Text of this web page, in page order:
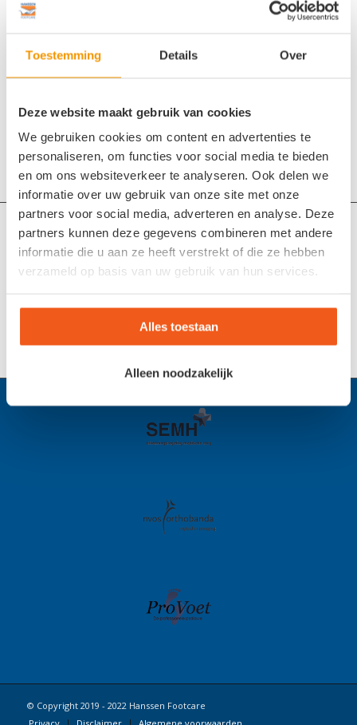
Toestemming Details Over
Deze website maakt gebruik van cookies
We gebruiken cookies om content en advertenties te
personaliseren, om functies voor social media te bieden
en om ons websiteverkeer te analyseren. Ook delen we
informatie over uw gebruik van onze site met onze
partners voor social media, adverteren en analyse. Deze
partners kunnen deze gegevens combineren met andere
informatie die u aan ze heeft verstrekt of die ze hebben
verzameld op basis van uw gebruik van hun services.
Alles toestaan
Alleen noodzakelijk
Deel dit stuk
Maak een afspraak
Online voetencheck
Aangepaste schoenen: voor elke voet de juiste oplossing
© Copyright 2019 - 2022 Hanssen Footcare